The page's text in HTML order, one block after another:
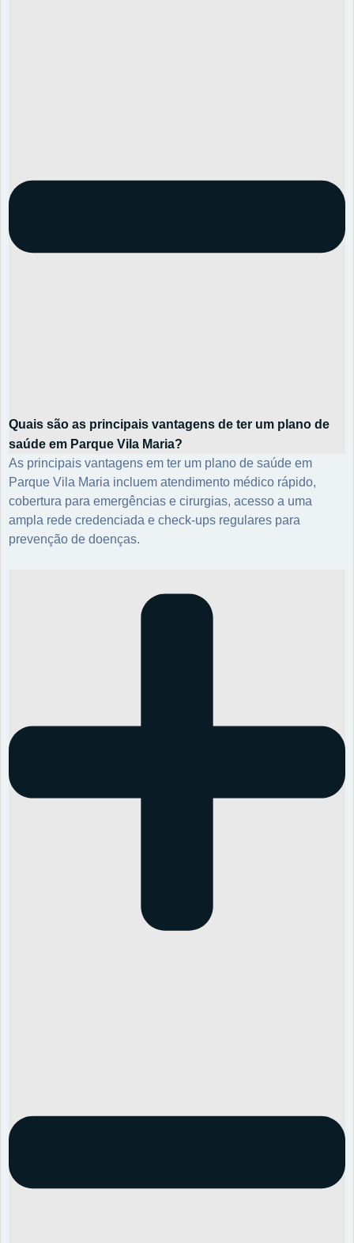
Quais são as principais vantagens de ter um plano de
saúde em Parque Vila Maria?
As principais vantagens em ter um plano de saúde em
Parque Vila Maria incluem atendimento médico rápido,
cobertura para emergências e cirurgias, acesso a uma
ampla rede credenciada e check-ups regulares para
prevenção de doenças.